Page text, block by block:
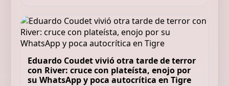
Eduardo Coudet vivió otra tarde de terror
con River: cruce con plateísta, enojo por
su WhatsApp y poca autocrítica en Tigre